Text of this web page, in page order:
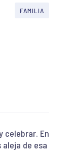
FAMILIA
celebrar. En
de esa